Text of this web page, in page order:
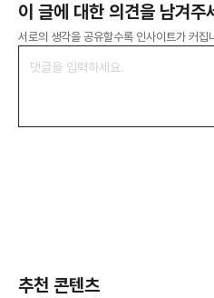
이 글에 대한 의견을 남겨주
서로의 생각을 공유할수록 인사이트가 커집
추천 콘텐츠